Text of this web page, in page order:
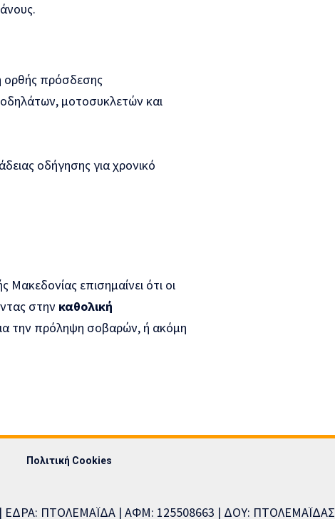
ορθής πρόσδεσης
μοτοσυκλετών και
οδήγησης για χρονικό
Μακεδονίας επισημαίνει ότι οι
στην καθολική
την πρόληψη σοβαρών, ή ακόμη
Πολιτική Cookies
| ΕΔΡΑ: ΠΤΟΛΕΜΑΪΔΑ | ΑΦΜ: 125508663 | ΔΟΥ: ΠΤΟΛΕΜΑΪΔΑΣ